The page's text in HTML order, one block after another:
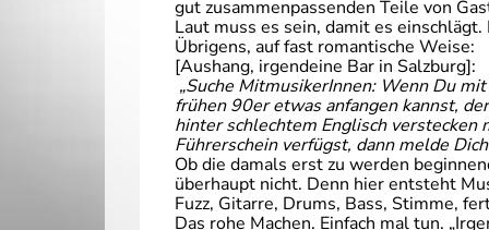
gut zusammenpassenden Teile von
Laut muss es sein, damit es
Übrigens, auf fast romantische Weise:
[Aushang, irgendeine Bar in Salzburg]:
„Suche MitmusikerInnen: Wenn Du
frühen 90er etwas anfangen kannst,
hinter schlechtem Englisch
Führerschein verfügst, dann melde
Ob die damals erst zu werden
überhaupt nicht. Denn hier entsteht
Fuzz, Gitarre, Drums, Bass, Stimme,
Das rohe Machen. Einfach mal tun.